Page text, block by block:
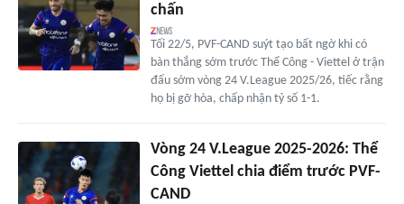
chấn
Tối 22/5, PVF-CAND suýt tạo bất ngờ khi có
bàn thắng sớm trước Thể Công - Viettel ở trận
đấu sớm vòng 24 V.League 2025/26, tiếc rằng
họ bị gỡ hòa, chấp nhận tỷ số 1-1.
Vòng 24 V.League 2025-2026: Thể
Công Viettel chia điểm trước PVF-
CAND